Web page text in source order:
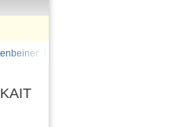
Lapangan Harus Diperbaiki